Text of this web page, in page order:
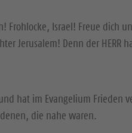
Frohlocke, Israel! Freue dich
Jerusalem! Denn der HERR
hat im Evangelium Frieden
die nahe waren.